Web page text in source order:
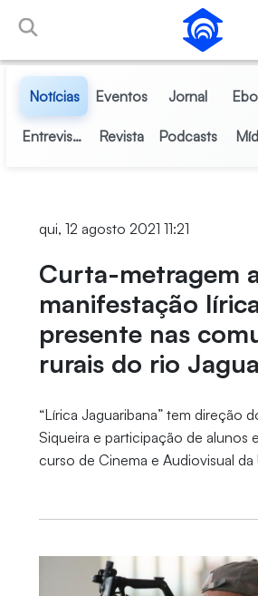
Pular para o Conteúdo principal
Notícias Eventos Jornal
Entrevistas Revista Podcasts
qui, 12 agosto 2021 11:21
Curta-metragem
manifestação
presente nas
rurais do rio
“Lírica Jaguaribana” tem direção
Siqueira e participação de alunos
curso de Cinema e Audiovisual da